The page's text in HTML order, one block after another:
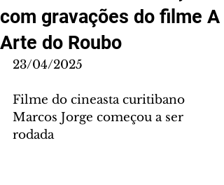
com gravações do filme A
Arte do Roubo
23/04/2025
Filme do cineasta curitibano
Marcos Jorge começou a ser
rodada